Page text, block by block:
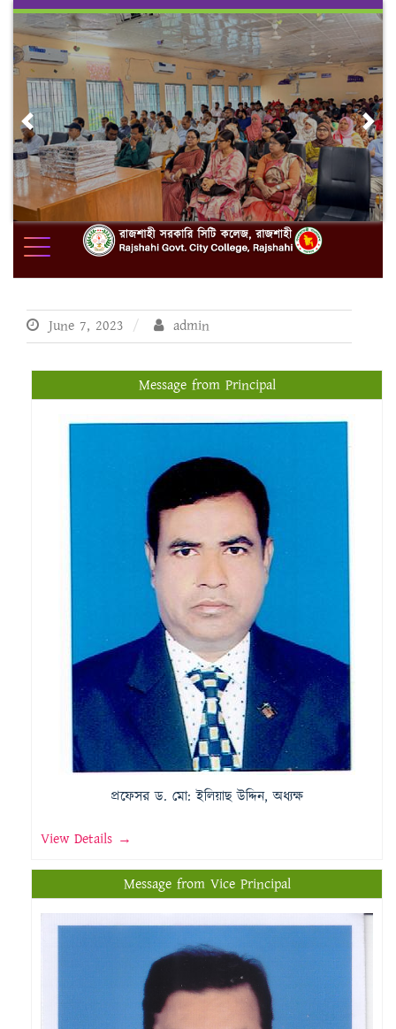
Skip
content
Previous
June 7, 2023 admin
Message from Principal
প্রফেসর ড. মো: ইলিয়াছ উদ্দিন, অধ্যক্ষ
View Details →
Message from Vice Principal